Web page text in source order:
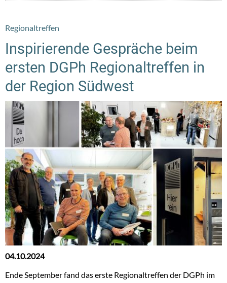
Regionaltreffen
Inspirierende Gespräche beim
ersten DGPh Regionaltreffen in
der Region Südwest
04.10.2024
Ende September fand das erste Regionaltreffen der DGPh im